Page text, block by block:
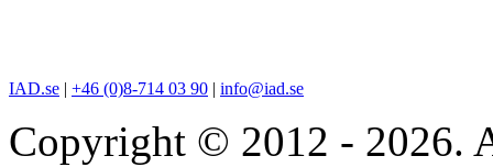
IAD.se | +46 (0)8-714 03 90 | info@iad.se
Copyright © 2012 - 2026.